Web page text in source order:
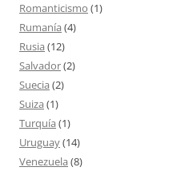
Romanticismo (1)
Rumanía (4)
Rusia (12)
Salvador(2)
Suecia (2)
Suiza (1)
Turquía (1)
Uruguay(14)
Venezuela (8)